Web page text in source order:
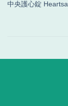
中央護心錠